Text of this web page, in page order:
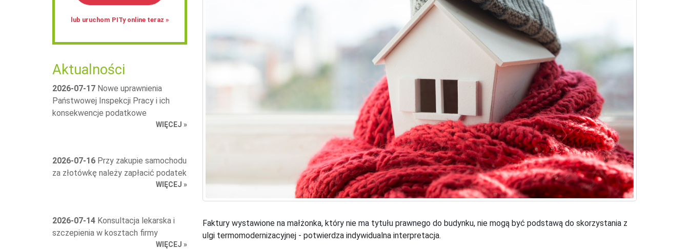
lub uruchom PITy online teraz »
Aktualności
2026-07-17 Nowe uprawnienia
Państwowej Inspekcji Pracy i ich
konsekwencje podatkowe
WIĘCEJ »
2026-07-16 Przy zakupie samochodu
za złotówkę należy zapłacić podatek
WIĘCEJ »
2026-07-14 Konsultacja lekarska i
szczepienia w kosztach firmy
WIĘCEJ »
Faktury wystawione na małżonka, który nie ma tytułu prawnego do budynku, nie mogą być podstawą do skorzystania z
ulgi termomodernizacyjnej - potwierdza indywidualna interpretacja.